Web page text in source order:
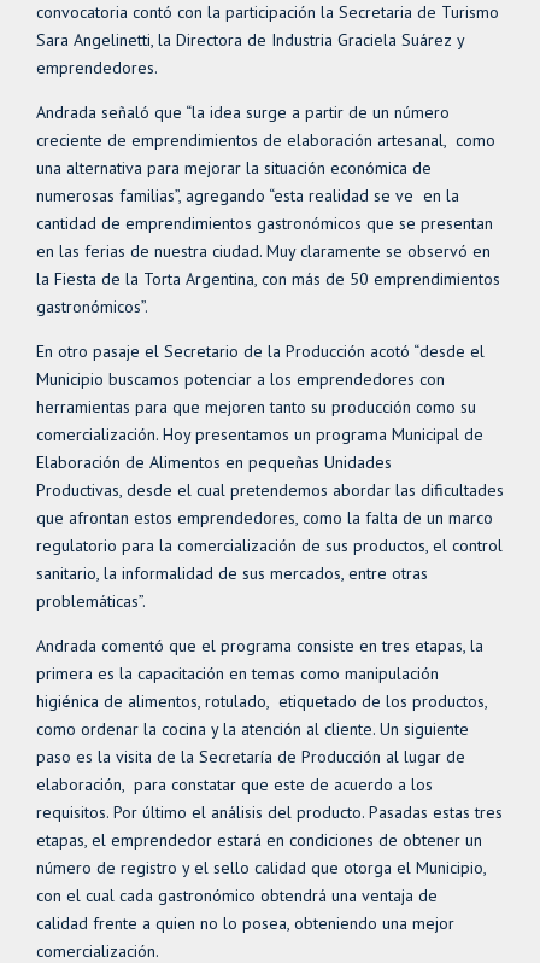
convocatoria contó con la participación la Secretaria de Turismo
Sara Angelinetti, la Directora de Industria Graciela Suárez y
emprendedores.
Andrada señaló que “la idea surge a partir de un número
creciente de emprendimientos de elaboración artesanal, como
una alternativa para mejorar la situación económica de
numerosas familias”, agregando “esta realidad se ve en la
cantidad de emprendimientos gastronómicos que se presentan
en las ferias de nuestra ciudad. Muy claramente se observó en
la Fiesta de la Torta Argentina, con más de 50 emprendimientos
gastronómicos”.
En otro pasaje el Secretario de la Producción acotó “desde el
Municipio buscamos potenciar a los emprendedores con
herramientas para que mejoren tanto su producción como su
comercialización. Hoy presentamos un programa Municipal de
Elaboración de Alimentos en pequeñas Unidades
Productivas, desde el cual pretendemos abordar las dificultades
que afrontan estos emprendedores, como la falta de un marco
regulatorio para la comercialización de sus productos, el control
sanitario, la informalidad de sus mercados, entre otras
problemáticas”.
Andrada comentó que el programa consiste en tres etapas, la
primera es la capacitación en temas como manipulación
higiénica de alimentos, rotulado, etiquetado de los productos,
como ordenar la cocina y la atención al cliente. Un siguiente
paso es la visita de la Secretaría de Producción al lugar de
elaboración, para constatar que este de acuerdo a los
requisitos. Por último el análisis del producto. Pasadas estas tres
etapas, el emprendedor estará en condiciones de obtener un
número de registro y el sello calidad que otorga el Municipio,
con el cual cada gastronómico obtendrá una ventaja de
calidad frente a quien no lo posea, obteniendo una mejor
comercialización.